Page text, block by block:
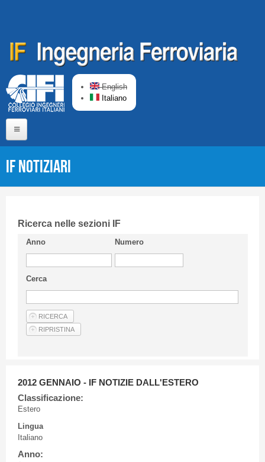
English
Italiano
CIFI in breve
Linee Guida
Privacy Policy
Articoli
IF Notiziari
Ricerca nelle sezioni IF
Anno Numero
Cerca
2012 GENNAIO - IF NOTIZIE DALL'ESTERO
Classificazione:
Estero
Lingua
Italiano
Anno: